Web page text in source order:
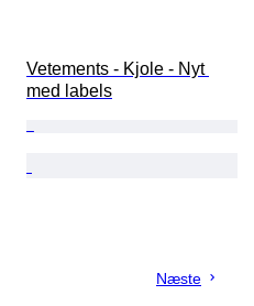
Vetements - Kjole - Nyt
med labels
Næste